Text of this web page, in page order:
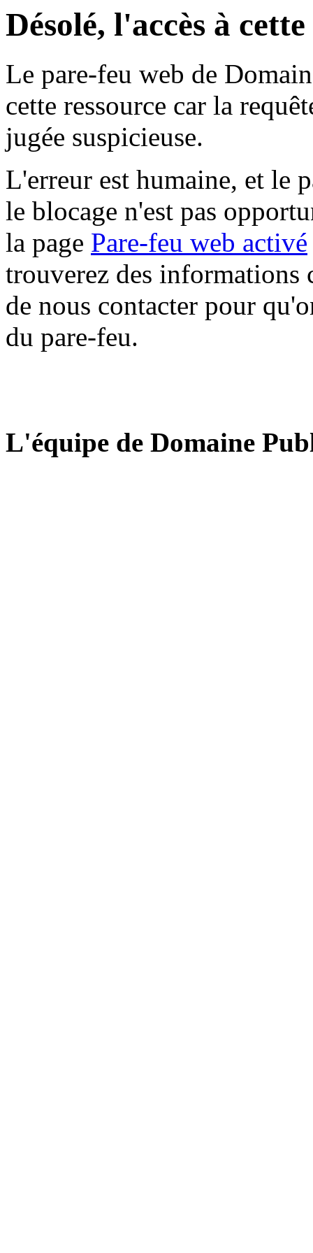
Désolé, l'accès à
Le pare-feu web de
cette ressource car la
jugée suspicieuse.
L'erreur est humaine, et le
le blocage n'est pas
la page Pare-feu web activé
trouverez des informations
de nous contacter pour
du pare-feu.
L'équipe de Domaine